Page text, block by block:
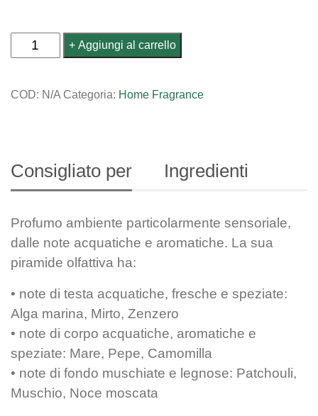
Home
Fragrance
Mareggiata
Aggiungi al carrello
COD: N/A Categoria: Home Fragrance
Consigliato per Ingredienti
Profumo ambiente particolarmente sensoriale,
dalle note acquatiche e aromatiche. La sua
piramide olfattiva ha:
• note di testa acquatiche, fresche e speziate:
Alga marina, Mirto, Zenzero
• note di corpo acquatiche, aromatiche e
speziate: Mare, Pepe, Camomilla
• note di fondo muschiate e legnose: Patchouli,
Muschio, Noce moscata